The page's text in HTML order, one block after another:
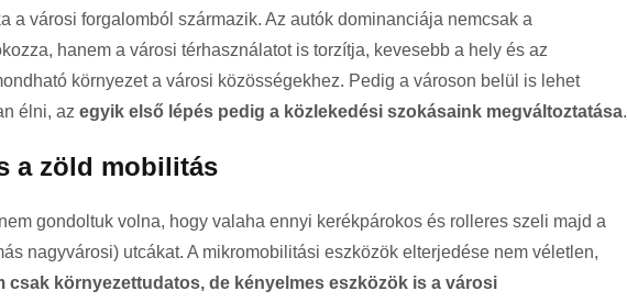
a városi forgalomból származik. Az autók dominanciája nemcsak a
hanem a városi térhasználatot is torzítja, kevesebb a hely és az
környezet a városi közösségekhez. Pedig a városon belül is lehet
élni, az egyik első lépés pedig a közlekedési szokásaink megváltoztatása.
a zöld mobilitás
gondoltuk volna, hogy valaha ennyi kerékpárokos és rolleres szeli majd a
nagyvárosi) utcákat. A mikromobilitási eszközök elterjedése nem véletlen,
csak környezettudatos, de kényelmes eszközök is a városi